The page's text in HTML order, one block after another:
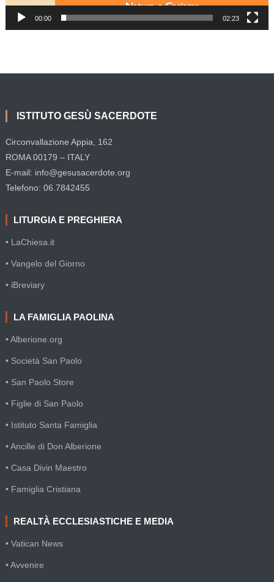
00:00 02:23
ISTITUTO GESÙ SACERDOTE
Circonvallazione Appia, 162
ROMA 00179 – ITALY
E-mail: info@gesusacerdote.org
Telefono: 06.7842455
LITURGIA E PREGHIERA
• LaChiesa.it
• Vangelo del Giorno
• iBreviary
LA FAMIGLIA PAOLINA
• Alberione.org
• Società San Paolo
• San Paolo Store
• Figlie di San Paolo
• Istituto Santa Famiglia
• Ancille di Don Alberione
• Casa Divin Maestro
• Famiglia Cristiana
REALTÀ ECCLESIASTICHE E MEDIA
• Vatican News
• Avvenire